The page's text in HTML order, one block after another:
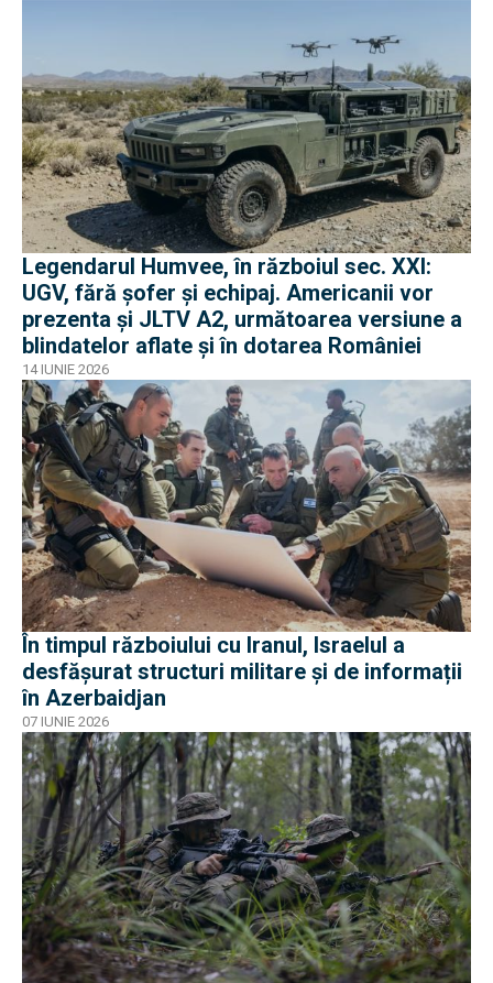
Legendarul Humvee, în războiul sec. XXI:
UGV, fără șofer și echipaj. Americanii vor
prezenta și JLTV A2, următoarea versiune a
blindatelor aflate și în dotarea României
14 IUNIE 2026
În timpul războiului cu Iranul, Israelul a
desfășurat structuri militare și de informații
în Azerbaidjan
07 IUNIE 2026